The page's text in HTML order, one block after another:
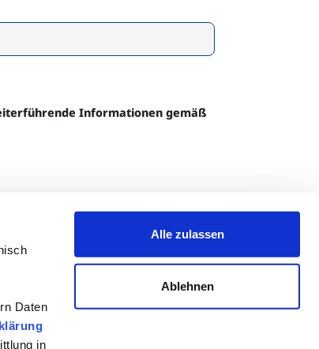
Daten
in
Alle zulassen
Ablehnen
Informationen gemäß